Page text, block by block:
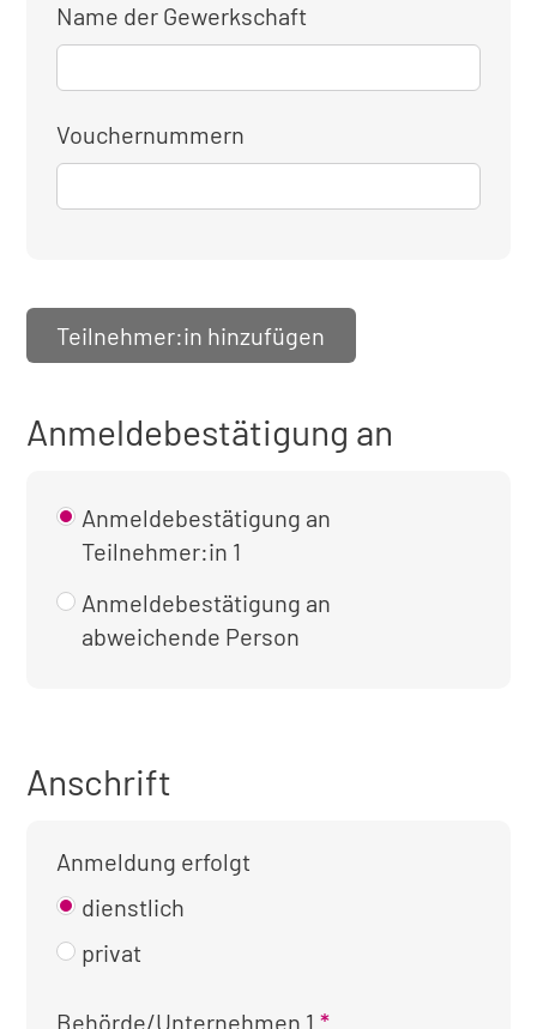
Name der Gewerkschaft
Vouchernummern
Teilnehmer:in hinzufügen
Anmeldebestätigung an
Anmeldebestätigung an
Teilnehmer:in 1
Anmeldebestätigung an
abweichende Person
Anschrift
Anmeldung erfolgt
dienstlich
privat
Kontaktinformationen
Behörde/Unternehmen 1